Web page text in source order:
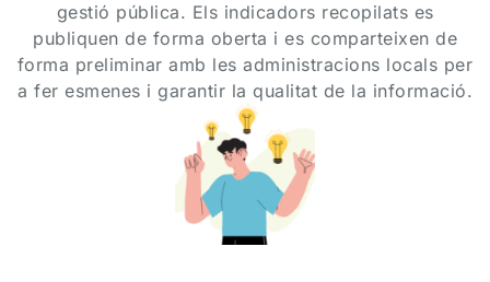
gestió pública. Els indicadors recopilats es
publiquen de forma oberta i es comparteixen de
forma preliminar amb les administracions locals per
a fer esmenes i garantir la qualitat de la informació.